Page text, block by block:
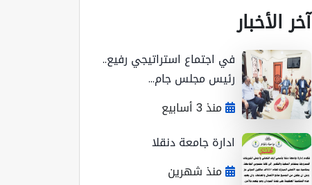
آخر الأخبار
في اجتماع استراتيجي رفيع..
رئيس مجلس جام...
منذ 3 أسابيع
ادارة جامعة دنقلا
منذ شهرين